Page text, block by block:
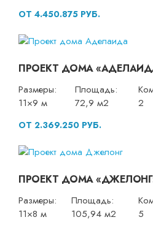
ОТ 4.450.875 РУБ.
ПРОЕКТ ДОМА
Размеры:
11×9 м
Площадь:
72,9 м2
2
ОТ 2.369.250 РУБ.
ПРОЕКТ ДОМА
Размеры:
11×8 м
Площадь:
105,94 м2
5